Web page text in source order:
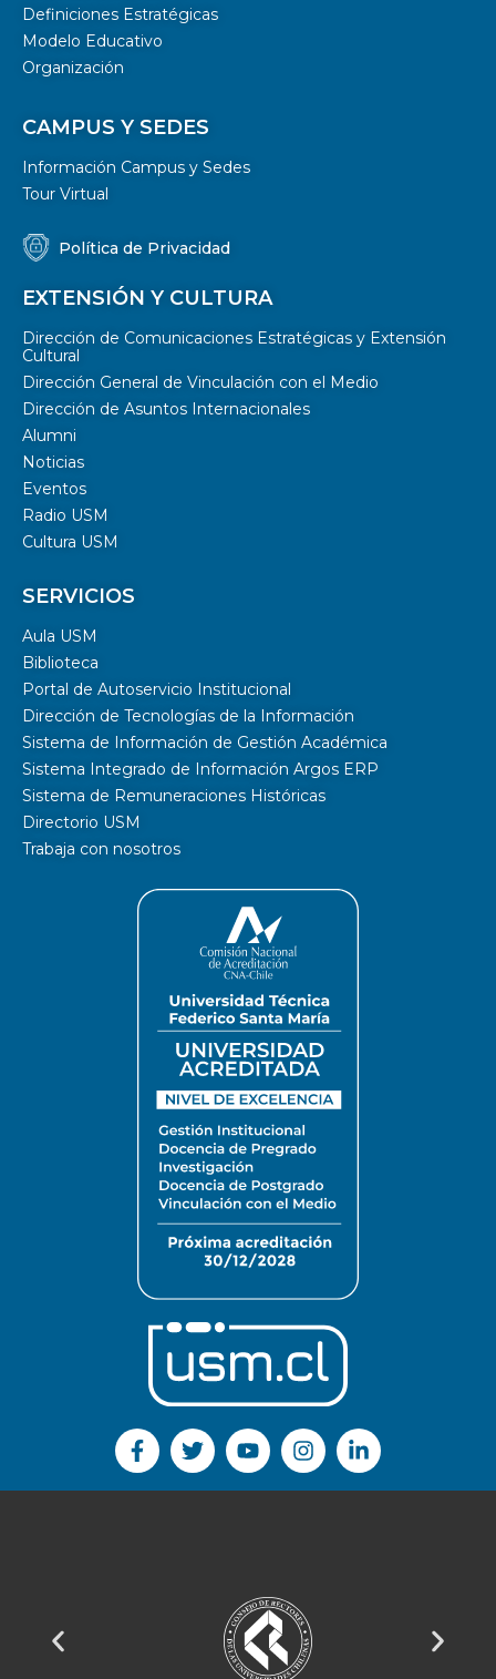
Definiciones Estratégicas
Modelo Educativo
Organización
CAMPUS Y SEDES
Información Campus y Sedes
Tour Virtual
Política de Privacidad
EXTENSIÓN Y CULTURA
Dirección de Comunicaciones Estratégicas y Extensión
Cultural
Dirección General de Vinculación con el Medio
Dirección de Asuntos Internacionales
Alumni
Noticias
Eventos
Radio USM
Cultura USM
SERVICIOS
Aula USM
Biblioteca
Portal de Autoservicio Institucional
Dirección de Tecnologías de la Información
Sistema de Información de Gestión Académica
Sistema Integrado de Información Argos ERP
Sistema de Remuneraciones Históricas
Directorio USM
Trabaja con nosotros